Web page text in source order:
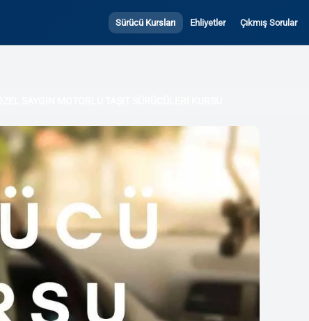
Sürücü Kursları Ehliyetler Çıkmış Sorular